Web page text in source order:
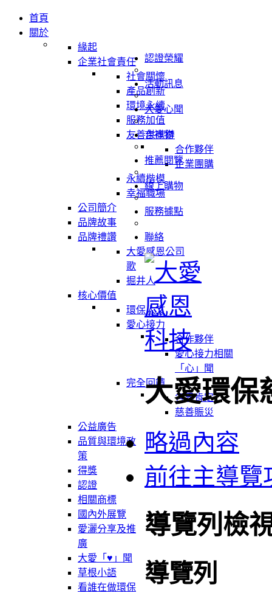
首頁
關於
緣起
企業社會責任
社會關懷
產品創新
環境永續
服務加值
友善供應鏈
合作夥伴
企業團購
永續楷模
幸福職場
公司簡介
品牌故事
品牌禮讚
大愛感恩公司
歌
掘井人
核心價值
環保人文
愛心接力
合作夥伴
愛心接力相關
「心」聞
完全回饋
各界肯定
慈善賑災
公益廣告
品質與環境政
策
認證榮耀
得獎
認證
相關商標
活動訊息
國內外展覽
愛灑分享及推
廣
大愛心聞
大愛「♥」聞
草根小語
看誰在做環保
吉祥物
推薦閱覽
線上購物
服務據點
聯絡
大愛環保
略過內容
前往主導覽
導覽列檢
導覽列